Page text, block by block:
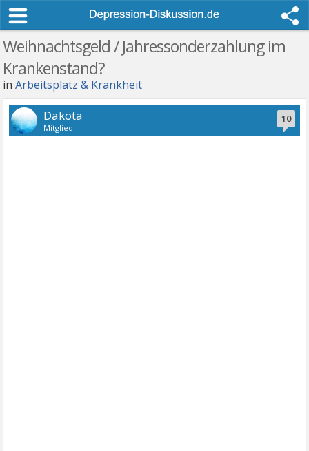
Weihnachtsgeld / Jahressonderzahlung im
Krankenstand?
inArbeitsplatz & Krankheit
10
Dakota
Mitglied